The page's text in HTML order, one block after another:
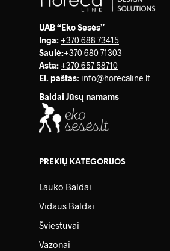
UAB “Eko Sesės”
Inga: +370 688 73415
Saulė:+370 680 71303
Asta: +370 657 58710
El. paštas: info@horecaline.lt
Baldai Jūsų namams
PREKIŲ KATEGORIJOS
Lauko Baldai
Vidaus Baldai
Šviestuvai
Vazonai